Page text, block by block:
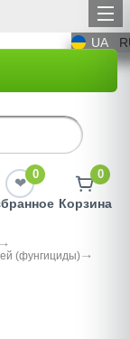
UA
0 0
Корзина
(фунгициды)